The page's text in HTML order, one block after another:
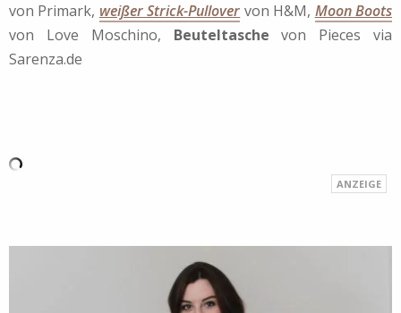
von Primark, weißer Strick-Pullover von H&M, Moon Boots
von Love Moschino, Beuteltasche von Pieces via
Sarenza.de